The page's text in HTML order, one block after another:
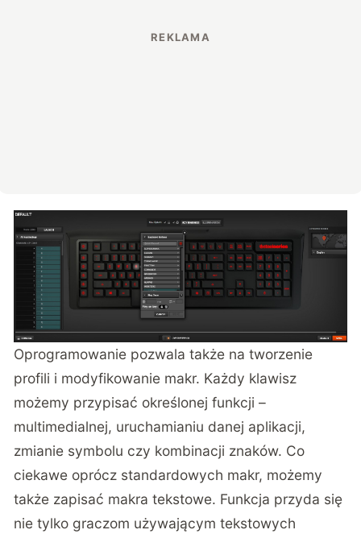
Oprogramowanie pozwala także na tworzenie
profili i modyfikowanie makr. Każdy klawisz
możemy przypisać określonej funkcji –
multimedialnej, uruchamianiu danej aplikacji,
zmianie symbolu czy kombinacji znaków. Co
ciekawe oprócz standardowych makr, możemy
także zapisać makra tekstowe. Funkcja przyda się
nie tylko graczom używającym tekstowych